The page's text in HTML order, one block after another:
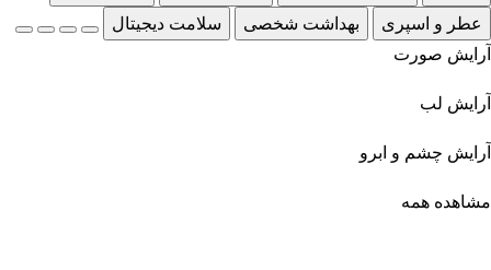
عطر و اسپری
بهداشت شخصی
سلامت دیجیتال
آرایش صورت
آرایش لب
آرایش چشم و ابرو
مشاهده همه